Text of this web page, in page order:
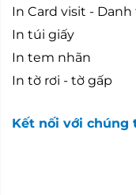
In Card visit -
In túi giấy
In tem nhãn
In tờ rơi - tờ gấp
Kết nối với chúng